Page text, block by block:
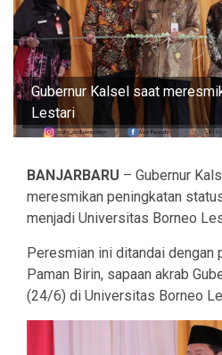
Gubernur Kalsel saat
Lestari
BANJARBARU – Gubernur
meresmikan peningkatan
menjadi Universitas Borneo
Peresmian ini ditandai dengan
Paman Birin, sapaan akrab
(24/6) di Universitas Borneo